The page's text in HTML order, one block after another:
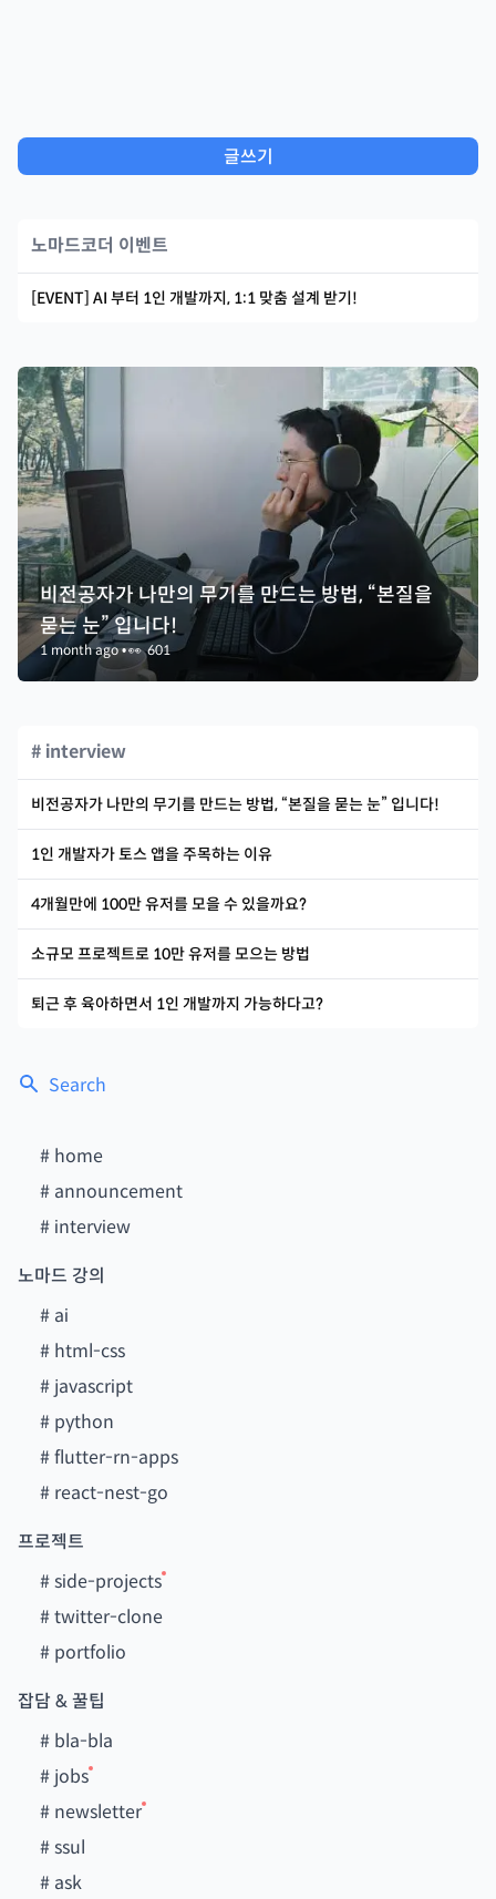
Search
# home
# announcement
# interview
노마드 강의
# ai
# html-css
# javascript
# python
#flutter-rn-apps
# react-nest-go
프로젝트
#side-projects
#twitter-clone
# portfolio
잡담 & 꿀팁
# bla-bla
# jobs
# newsletter
#ssul
# ask
글쓰기
노마드코더 이벤트
[EVENT] AI 부터 1인 개발까지, 1:1 맞춤 설계 받기!
비전공자가 나만의 무기를 만드는 방법, “본질을
묻는 눈” 입니다!
1 month ago•👀601
# interview
비전공자가 나만의 무기를 만드는 방법, “본질을 묻는 눈” 입니다!
1인 개발자가 토스 앱을 주목하는 이유
4개월만에 100만 유저를 모을 수 있을까요?
소규모 프로젝트로 10만 유저를 모으는 방법
퇴근 후 육아하면서 1인 개발까지 가능하다고?